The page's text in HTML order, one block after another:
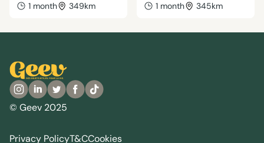
1 month 349km 1 month 345km
© Geev 2025
Privacy PolicyT&CCookies